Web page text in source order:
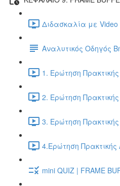
Διδασκαλία με Video
Αναλυτικός Οδηγός
1. Ερώτηση
2. Ερώτηση
3. Ερώτηση
4.Ερώτηση
mini QUIZ | FRAME